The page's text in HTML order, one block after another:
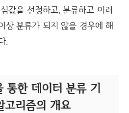
값을 선정하고, 분류하고 이러
상 분류가 되지 않을 경우에 해
.
통한 데이터 분류 기
리즘의 개요